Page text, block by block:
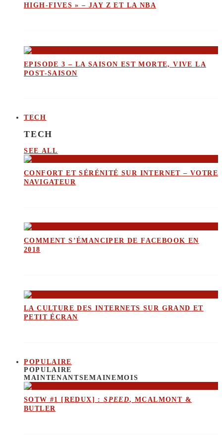
HIGH-FIVES » – JAY Z ET LA NBA
EPISODE 3 – LA SAISON EST MORTE, VIVE LA
POST-SAISON
TECH
TECH
SEE ALL
CONFORT ET SÉRÉNITÉ SUR INTERNET – VOTRE
NAVIGATEUR
COMMENT S’ÉMANCIPER DE FACEBOOK EN
2018
LA CULTURE DES INTERNETS SUR GRAND ET
PETIT ÉCRAN
POPULAIRE
POPULAIRE
MAINTENANTSEMAINEMOIS
SOTW #1 [REDUX] :SPEED, MCALMONT &
BUTLER